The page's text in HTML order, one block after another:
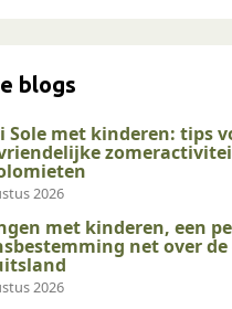
blogs
Sole met kinderen: tips
2026
met kinderen, een
net over de
2026